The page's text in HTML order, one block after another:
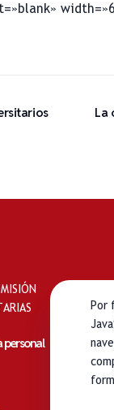
La
personal
Por